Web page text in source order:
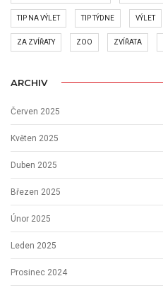
TIP NA VÝLET TIP TÝDNE VÝLET
ZA ZVÍŘATY ZOO ZVÍŘATA
ARCHIV
Červen 2025
Květen 2025
Duben 2025
Březen 2025
Únor 2025
Leden 2025
Prosinec 2024